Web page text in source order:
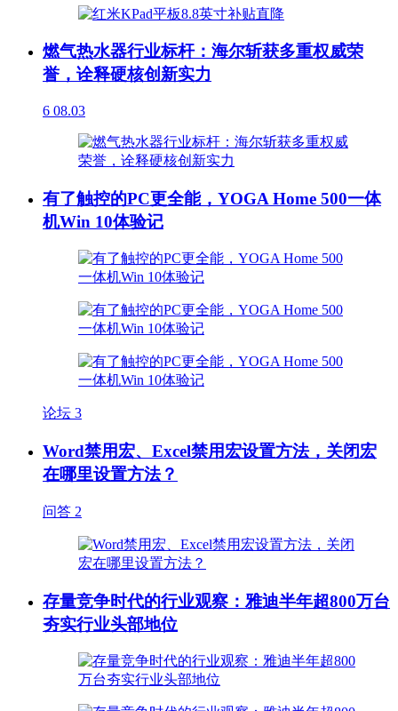
燃气热水器行业标杆：海尔斩获多重权威荣
誉，诠释硬核创新实力
6 08.03
有了触控的PC更全能，YOGA Home 500一体
机Win 10体验记
论坛 3
Word禁用宏、Excel禁用宏设置方法，关闭宏
在哪里设置方法？
问答 2
存量竞争时代的行业观察：雅迪半年超800万台
夯实行业头部地位